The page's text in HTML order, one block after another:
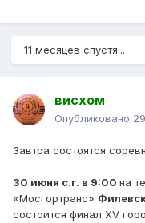
11 месяцев спустя...
висхом
Опубликовано
Завтра состоятся
30 июня с.г. в 9:00 на
«Мосгортранс»
состоится финал XV